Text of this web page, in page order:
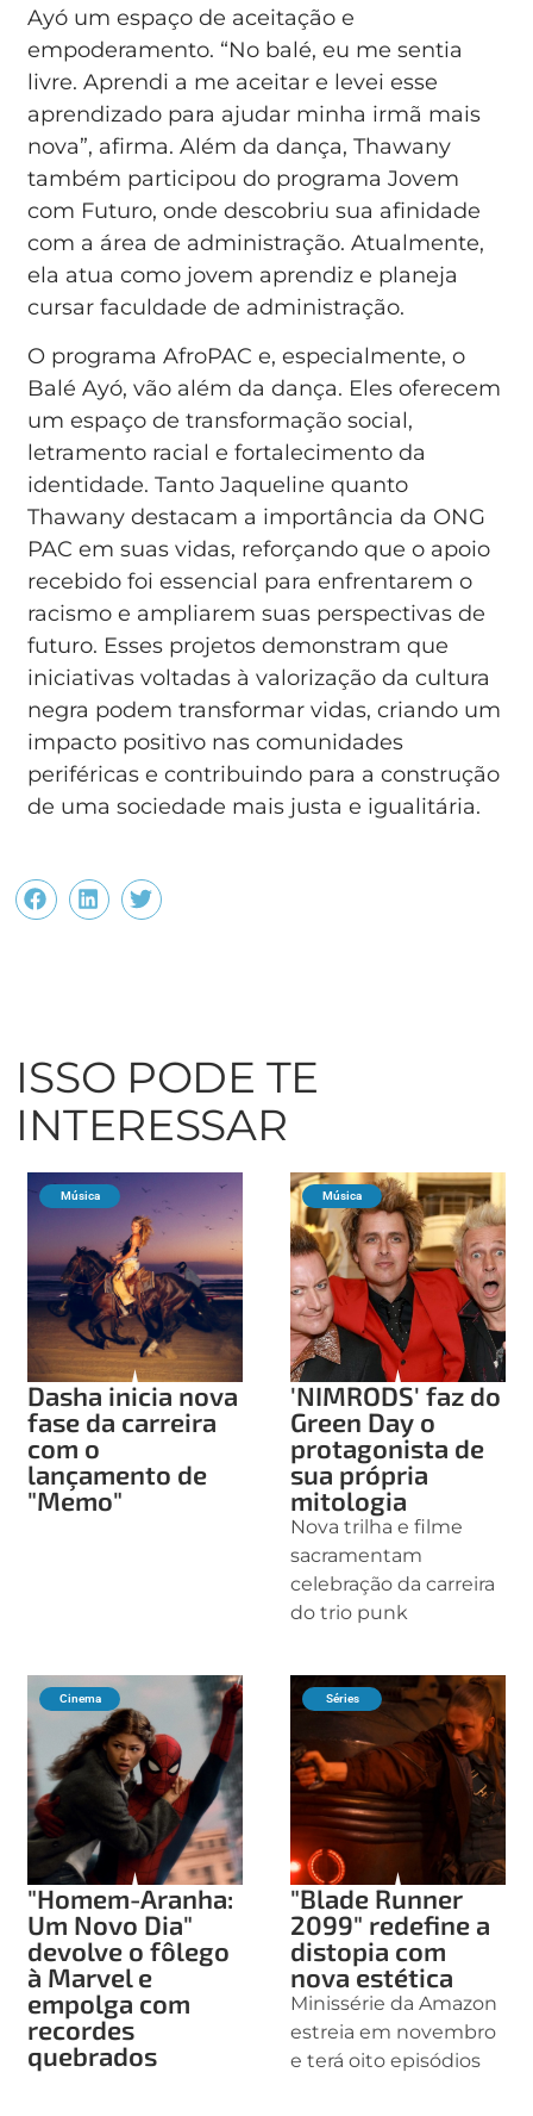
Ayó um espaço de aceitação e
empoderamento. “No balé, eu me sentia
livre. Aprendi a me aceitar e levei esse
aprendizado para ajudar minha irmã mais
nova”, afirma. Além da dança, Thawany
também participou do programa Jovem
com Futuro, onde descobriu sua afinidade
com a área de administração. Atualmente,
ela atua como jovem aprendiz e planeja
cursar faculdade de administração.
O programa AfroPAC e, especialmente, o
Balé Ayó, vão além da dança. Eles oferecem
um espaço de transformação social,
letramento racial e fortalecimento da
identidade. Tanto Jaqueline quanto
Thawany destacam a importância da ONG
PAC em suas vidas, reforçando que o apoio
recebido foi essencial para enfrentarem o
racismo e ampliarem suas perspectivas de
futuro. Esses projetos demonstram que
iniciativas voltadas à valorização da cultura
negra podem transformar vidas, criando um
impacto positivo nas comunidades
periféricas e contribuindo para a construção
de uma sociedade mais justa e igualitária.
ISSO PODE TE
INTERESSAR
Música
Dasha inicia nova
fase da carreira
com o
lançamento de
"Memo"
Música
'NIMRODS' faz do
Green Day o
protagonista de
sua própria
mitologia
Nova trilha e filme
sacramentam
celebração da carreira
do trio punk
Cinema
"Homem-Aranha:
Um Novo Dia"
devolve o fôlego
à Marvel e
empolga com
recordes
quebrados
Séries
"Blade Runner
2099" redefine a
distopia com
nova estética
Minissérie da Amazon
estreia em novembro
e terá oito episódios